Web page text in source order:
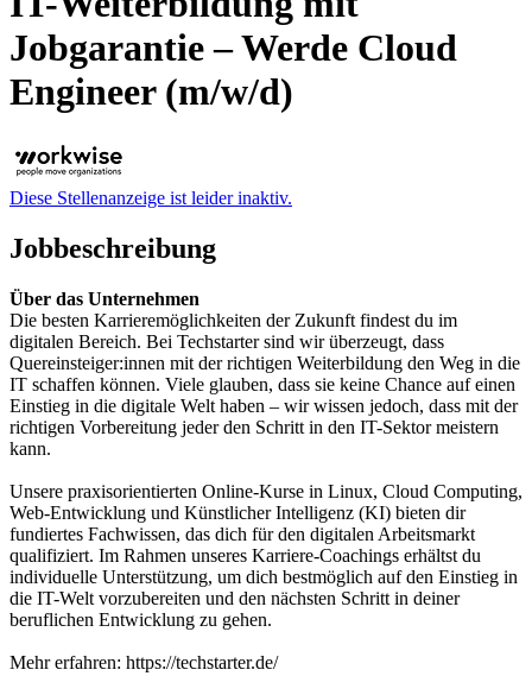
Jobgarantie – Werde Cloud
Engineer (m/w/d)
Diese Stellenanzeige ist leider inaktiv.
Jobbeschreibung
Über das Unternehmen
Die besten Karrieremöglichkeiten der Zukunft findest du im
digitalen Bereich. Bei Techstarter sind wir überzeugt, dass
Quereinsteiger:innen mit der richtigen Weiterbildung den Weg in die
IT schaffen können. Viele glauben, dass sie keine Chance auf einen
Einstieg in die digitale Welt haben – wir wissen jedoch, dass mit der
richtigen Vorbereitung jeder den Schritt in den IT-Sektor meistern
kann.
Unsere praxisorientierten Online-Kurse in Linux, Cloud Computing,
Web-Entwicklung und Künstlicher Intelligenz (KI) bieten dir
fundiertes Fachwissen, das dich für den digitalen Arbeitsmarkt
qualifiziert. Im Rahmen unseres Karriere-Coachings erhältst du
individuelle Unterstützung, um dich bestmöglich auf den Einstieg in
die IT-Welt vorzubereiten und den nächsten Schritt in deiner
beruflichen Entwicklung zu gehen.
Mehr erfahren: https://techstarter.de/